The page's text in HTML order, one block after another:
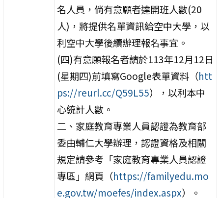
名人員，倘有意願者達開班人數(20
人)，將提供名單資訊給空中大學，以
利空中大學後續辦理報名事宜。
(四)有意願報名者請於113年12月12日
(星期四)前填寫Google表單資料（htt
ps://reurl.cc/Q59L55），以利本中
心統計人數。
二、家庭教育專業人員認證為教育部
委由輔仁大學辦理，認證資格及相關
規定請參考「家庭教育專業人員認證
專區」網頁（https://familyedu.mo
e.gov.tw/moefes/index.aspx）。